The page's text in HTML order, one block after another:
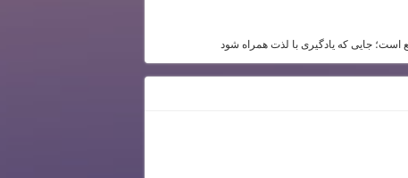
جایی که یادگیری با لذت همراه شود